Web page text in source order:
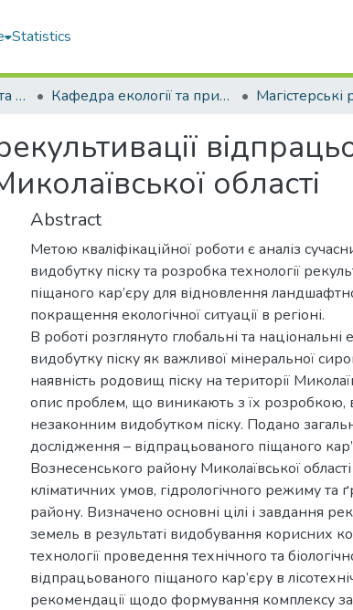
Statistics
Факультет економіки та екології моря (ФЕЕМ) Кафедра екології та природоохоронних технологій (ЕПТ)
області
Abstract
Метою кваліфікаційної роботи є аналіз
видобутку піску та розробка технології
піщаного кар’єру для відновлення
покращення екологічної ситуації в регіоні.
В роботі розглянуто глобальні та національні
видобутку піску як важливої мінеральної
наявність родовищ піску на території
опис проблем, що виникають з їх розробкою, в
незаконним видобутком піску. Подано
дослідження – відпрацьованого піщаного
Вознесенського району Миколаївської
кліматичних умов, гідрологічного режиму та
району. Визначено основні цілі і завдання
земель в результаті видобування корисних
технології проведення технічного та
відпрацьованого піщаного кар’єру в
рекомендації щодо формування комплексу